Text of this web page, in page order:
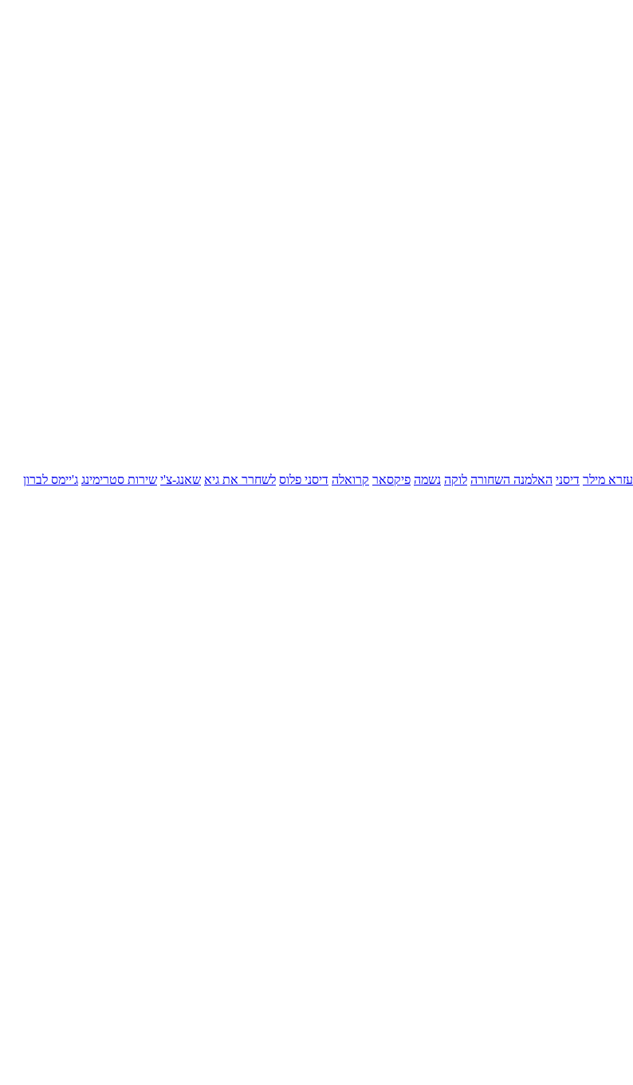
עזרא מילר דיסני האלמנה השחורה לוקה נשמה פיקסאר קרואלה דיסני פלוס לשחרר את גיא שאנג-צ'י שירות סטרימינג ג'יימס לברון